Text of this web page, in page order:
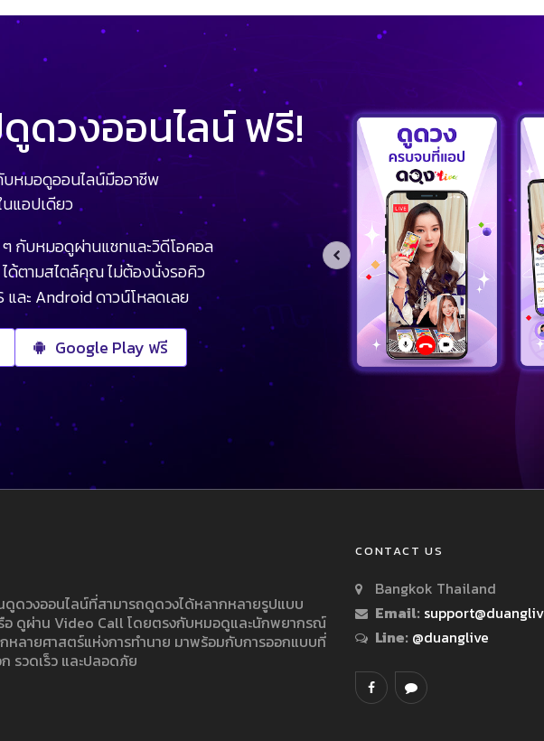
ดวงออนไลน์ ฟรี!
หมอดูออนไลน์มืออาชีพ
แอปเดียว
กับหมอดูผ่านแชทและวิดีโอคอล
ด้ตามสไตล์คุณ ไม่ต้องนั่งรอคิว
และ Android ดาวน์โหลดเลย
Google Play ฟรี
ดวงออนไลน์ที่สามารถดูดวงได้หลากหลายรูปแบบ
อ ดูผ่าน Video Call โดยตรงกับหมอดูและนักพยากรณ์
หลายศาสตร์แห่งการทำนาย มาพร้อมกับการออกแบบที่
รวดเร็ว และปลอดภัย
CONTACT US
Bangkok Thailand
Email:
Line: @duanglive